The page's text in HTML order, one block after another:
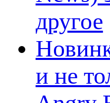
другое
и не